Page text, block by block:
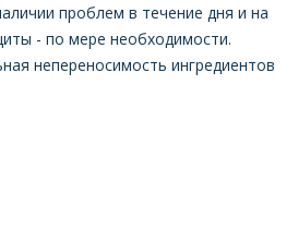
проблем в течение дня и на
- по мере необходимости.
непереносимость ингредиентов